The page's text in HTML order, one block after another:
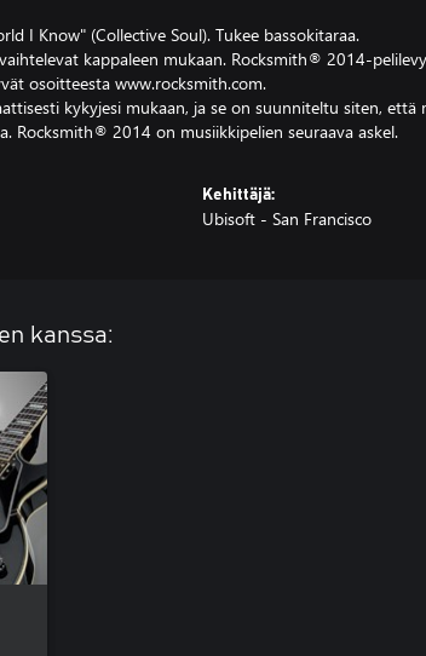
I Know" (Collective Soul). Tukee bassokitaraa.
kappaleen mukaan. Rocksmith® 2014-
osoitteesta www.rocksmith.com.
kykyjesi mukaan, ja se on suunniteltu siten, että
Rocksmith® 2014 on musiikkipelien seuraava askel.
Kehittäjä:
Ubisoft - San Francisco
kanssa: